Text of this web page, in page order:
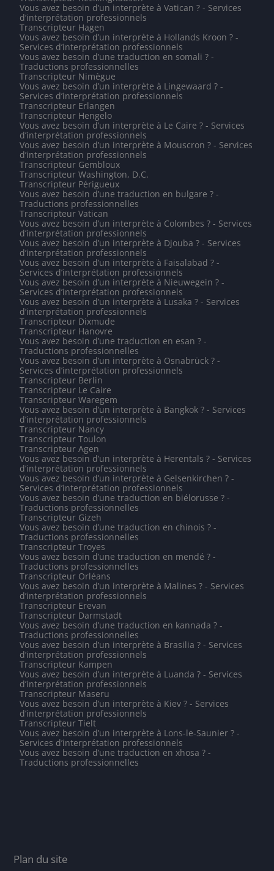
Vous avez besoin d’un interprète à Vatican ? - Services
d’interprétation professionnels
Transcripteur Hagen
Vous avez besoin d’un interprète à Hollands Kroon ? -
Services d’interprétation professionnels
Vous avez besoin d’une traduction en somali ? -
Traductions professionnelles
Transcripteur Nimègue
Vous avez besoin d’un interprète à Lingewaard ? -
Services d’interprétation professionnels
Transcripteur Erlangen
Transcripteur Hengelo
Vous avez besoin d’un interprète à Le Caire ? - Services
d’interprétation professionnels
Vous avez besoin d’un interprète à Mouscron ? - Services
d’interprétation professionnels
Transcripteur Gembloux
Transcripteur Washington, D.C.
Transcripteur Périgueux
Vous avez besoin d’une traduction en bulgare ? -
Traductions professionnelles
Transcripteur Vatican
Vous avez besoin d’un interprète à Colombes ? - Services
d’interprétation professionnels
Vous avez besoin d’un interprète à Djouba ? - Services
d’interprétation professionnels
Vous avez besoin d’un interprète à Faisalabad ? -
Services d’interprétation professionnels
Vous avez besoin d’un interprète à Nieuwegein ? -
Services d’interprétation professionnels
Vous avez besoin d’un interprète à Lusaka ? - Services
d’interprétation professionnels
Transcripteur Dixmude
Transcripteur Hanovre
Vous avez besoin d’une traduction en esan ? -
Traductions professionnelles
Vous avez besoin d’un interprète à Osnabrück ? -
Services d’interprétation professionnels
Transcripteur Berlin
Transcripteur Le Caire
Transcripteur Waregem
Vous avez besoin d’un interprète à Bangkok ? - Services
d’interprétation professionnels
Transcripteur Nancy
Transcripteur Toulon
Transcripteur Agen
Vous avez besoin d’un interprète à Herentals ? - Services
d’interprétation professionnels
Vous avez besoin d’un interprète à Gelsenkirchen ? -
Services d’interprétation professionnels
Vous avez besoin d’une traduction en biélorusse ? -
Traductions professionnelles
Transcripteur Gizeh
Vous avez besoin d’une traduction en chinois ? -
Traductions professionnelles
Transcripteur Troyes
Vous avez besoin d’une traduction en mendé ? -
Traductions professionnelles
Transcripteur Orléans
Vous avez besoin d’un interprète à Malines ? - Services
d’interprétation professionnels
Transcripteur Erevan
Transcripteur Darmstadt
Vous avez besoin d’une traduction en kannada ? -
Traductions professionnelles
Vous avez besoin d’un interprète à Brasilia ? - Services
d’interprétation professionnels
Transcripteur Kampen
Vous avez besoin d’un interprète à Luanda ? - Services
d’interprétation professionnels
Transcripteur Maseru
Vous avez besoin d’un interprète à Kiev ? - Services
d’interprétation professionnels
Transcripteur Tielt
Vous avez besoin d’un interprète à Lons-le-Saunier ? -
Services d’interprétation professionnels
Vous avez besoin d’une traduction en xhosa ? -
Traductions professionnelles
Plan du site